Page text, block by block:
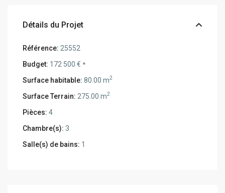
Détails du Projet
Référence: 25552
Budget: 172 500 €*
Surface habitable: 80.00 m2
Surface Terrain: 275.00 m2
Pièces: 4
Chambre(s): 3
Salle(s) de bains: 1